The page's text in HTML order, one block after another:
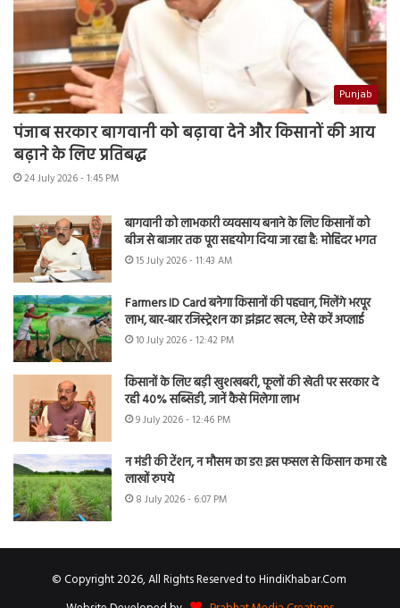
Punjab
पंजाब सरकार बागवानी को बढ़ावा देने और किसानों की आय
बढ़ाने के लिए प्रतिबद्ध
24 July 2026 - 1:45 PM
बागवानी को लाभकारी व्यवसाय बनाने के लिए किसानों को
बीज से बाजार तक पूरा सहयोग दिया जा रहा है: मोहिंदर भगत
15 July 2026 - 11:43 AM
Farmers ID Card बनेगा किसानों की पहचान, मिलेंगे भरपूर
लाभ, बार-बार रजिस्ट्रेशन का झंझट खत्म, ऐसे करें अप्लाई
10 July 2026 - 12:42 PM
किसानों के लिए बड़ी खुशखबरी, फूलों की खेती पर सरकार दे
रही 40% सब्सिडी, जानें कैसे मिलेगा लाभ
9 July 2026 - 12:46 PM
न मंडी की टेंशन, न मौसम का डर! इस फसल से किसान कमा रहे
लाखों रुपये
8 July 2026 - 6:07 PM
© Copyright 2026, All Rights Reserved to HindiKhabar.Com